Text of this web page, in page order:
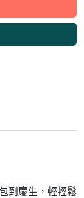
到慶生，輕輕鬆